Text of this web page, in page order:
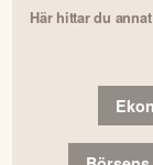
Här hittar du